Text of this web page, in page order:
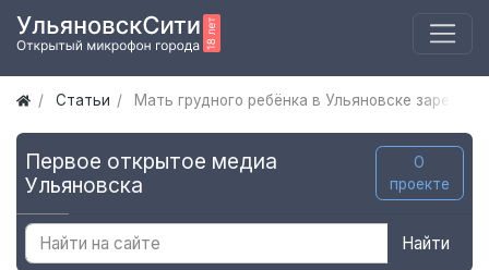
Статьи Мать грудного ребёнка в Ульяновске
Первое открытое медиа
Ульяновска
О
проекте
Найти